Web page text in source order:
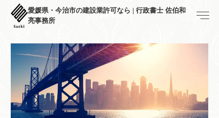
愛媛県・今治市の建設業許可なら | 行政書士 佐伯和
亮事務所